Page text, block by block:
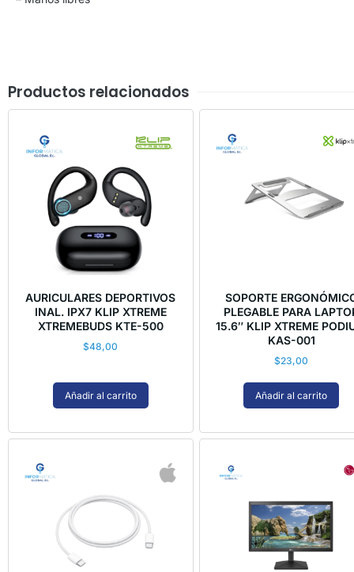
Productos relacionados
AURICULARES DEPORTIVOS
INAL. IPX7 KLIP XTREME
XTREMEBUDS KTE-500
$48,00
Añadir al carrito
SOPORTE
PLEGABLE PARA
15.6″ KLIP XTREME
KAS-001
$23,00
Añadir al carrito